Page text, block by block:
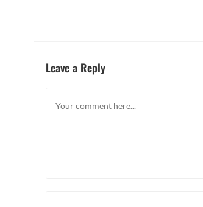
Leave a Reply